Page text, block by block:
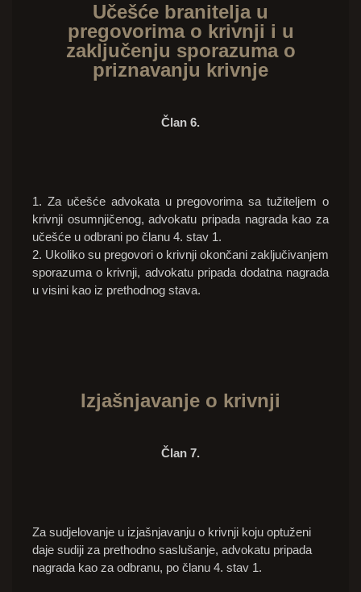
Učešće branitelja u
pregovorima o krivnji i u
zaključenju sporazuma o
priznavanju krivnje
Član 6.
1. Za učešće advokata u pregovorima sa tužiteljem o
krivnji osumnjičenog, advokatu pripada nagrada kao za
učešće u odbrani po članu 4. stav 1.
2. Ukoliko su pregovori o krivnji okončani zaključivanjem
sporazuma o krivnji, advokatu pripada dodatna nagrada
u visini kao iz prethodnog stava.
Izjašnjavanje o krivnji
Član 7.
Za sudjelovanje u izjašnjavanju o krivnji koju optuženi
daje sudiji za prethodno saslušanje, advokatu pripada
nagrada kao za odbranu, po članu 4. stav 1.